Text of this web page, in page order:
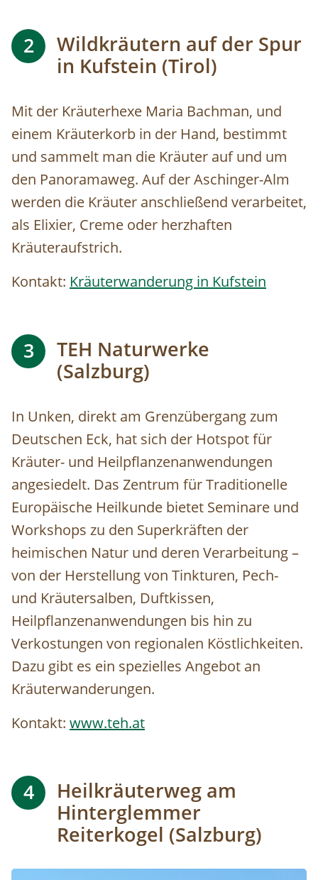
2
Wildkräutern auf der Spur
in Kufstein (Tirol)
Mit der Kräuterhexe Maria Bachman, und
einem Kräuterkorb in der Hand, bestimmt
und sammelt man die Kräuter auf und um
den Panoramaweg. Auf der Aschinger-Alm
werden die Kräuter anschließend verarbeitet,
als Elixier, Creme oder herzhaften
Kräuteraufstrich.
Kontakt: Kräuterwanderung in Kufstein
3
TEH Naturwerke
(Salzburg)
In Unken, direkt am Grenzübergang zum
Deutschen Eck, hat sich der Hotspot für
Kräuter- und Heilpflanzenanwendungen
angesiedelt. Das Zentrum für Traditionelle
Europäische Heilkunde bietet Seminare und
Workshops zu den Superkräften der
heimischen Natur und deren Verarbeitung –
von der Herstellung von Tinkturen, Pech-
und Kräutersalben, Duftkissen,
Heilpflanzenanwendungen bis hin zu
Verkostungen von regionalen Köstlichkeiten.
Dazu gibt es ein spezielles Angebot an
Kräuterwanderungen.
Kontakt: www.teh.at
4
Heilkräuterweg am
Hinterglemmer
Reiterkogel (Salzburg)